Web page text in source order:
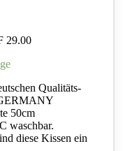
29.00
Qualitäts-
50cm
waschbar.
diese Kissen ein